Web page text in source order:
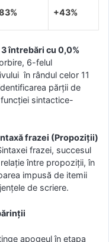
+43%
3 întrebări cu 0,0%
6-felul
în rândul celor 11
părții de
sintactice-
frazei (Propoziții)
frazei, succesul
între propoziții, în
impusă de itemii
de scriere.
apogeul în etapa